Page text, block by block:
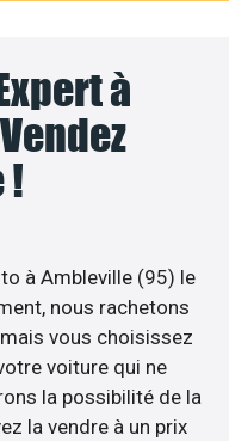
à
!
à Ambleville (95) le
nous rachetons
vous choisissez
voiture qui ne
la possibilité de la
la vendre à un prix